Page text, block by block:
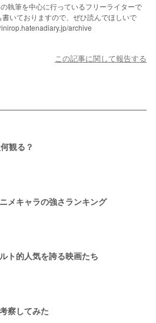
執筆を中心に行っているフリーライターで
いておりますので、ぜひ読んでほしいで
archive
この記事に関して報告する
観る？
メキャラの強さランキング
ト的人気を誇る映画たち
察してみた